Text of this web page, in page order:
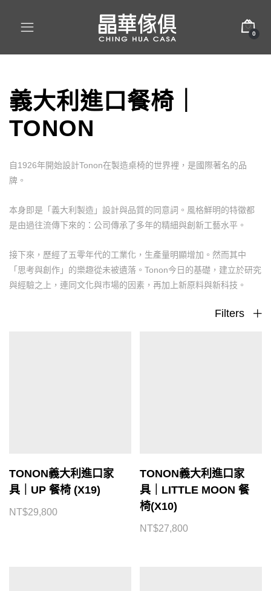
0
義大利進口餐椅｜
TONON
自1926年開始設計Tonon在製造桌椅的世界裡，是國際著名的品
牌。
本身即是「義大利製造」設計與品質的同意詞。風格鮮明的特徵都
是由過往流傳下來的：公司傳承了多年的精細與創新工藝水平。
接下來，歷經了五零年代的工業化，生產量明顯增加。然而其中
「思考與創作」的樂趣從未被遺落。Tonon今日的基礎，建立於研究
與經驗之上，連同文化與市場的因素，再加上新原料與新科技。
Filters
TONON義大利進口家
具｜UP 餐椅 (X19)
NT$29,800
TONON義大利進口家
具｜LITTLE MOON 餐
椅(X10)
NT$27,800